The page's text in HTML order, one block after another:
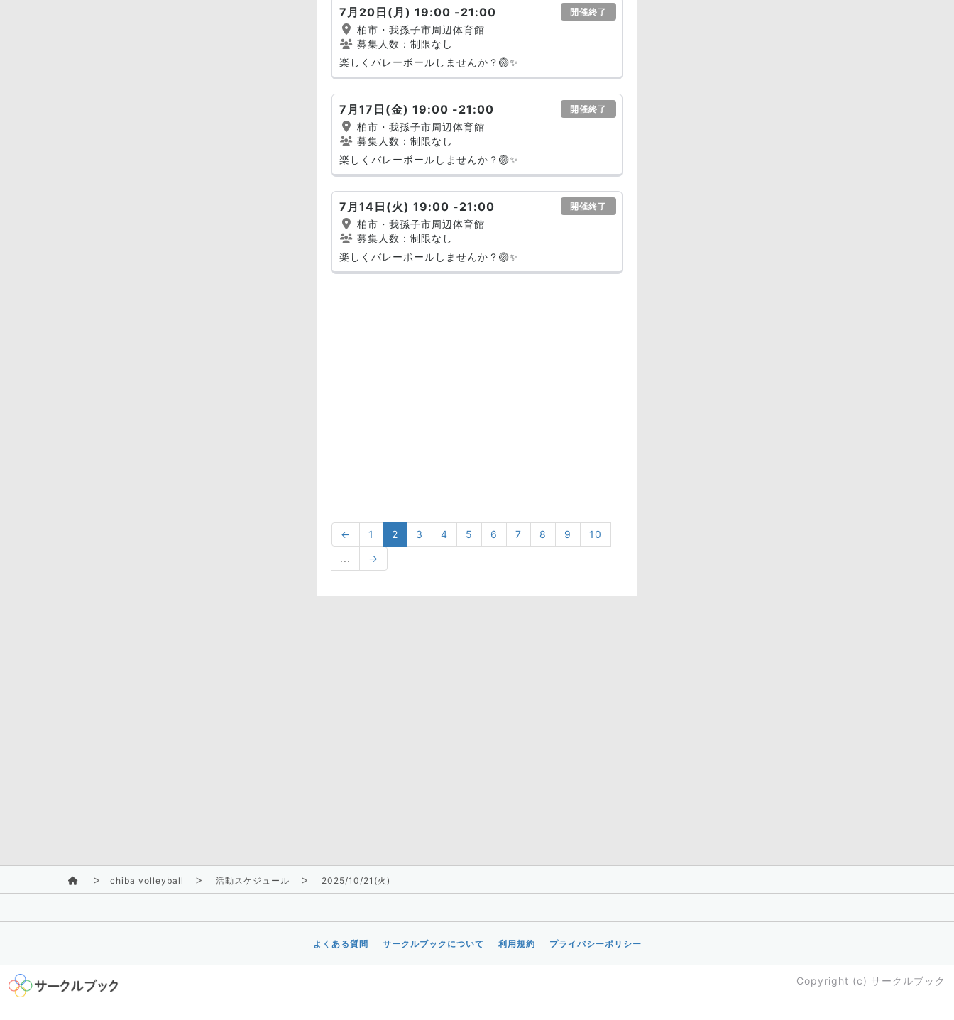
7月20日(月) 19:00 -21:00 開催終了
柏市・我孫子市周辺体育館
募集人数：制限なし
楽しくバレーボールしませんか？🏐✨
7月17日(金) 19:00 -21:00 開催終了
柏市・我孫子市周辺体育館
募集人数：制限なし
楽しくバレーボールしませんか？🏐✨
7月14日(火) 19:00 -21:00 開催終了
柏市・我孫子市周辺体育館
募集人数：制限なし
楽しくバレーボールしませんか？🏐✨
← 1 2 3 4 5 6 7 8 9
10
...
→
chiba volleyball 活動スケジュール 2025/10/21(火)
よくある質問 サークルブックについて 利用規約 プライバシーポリシー
Copyright (c) サークルブック